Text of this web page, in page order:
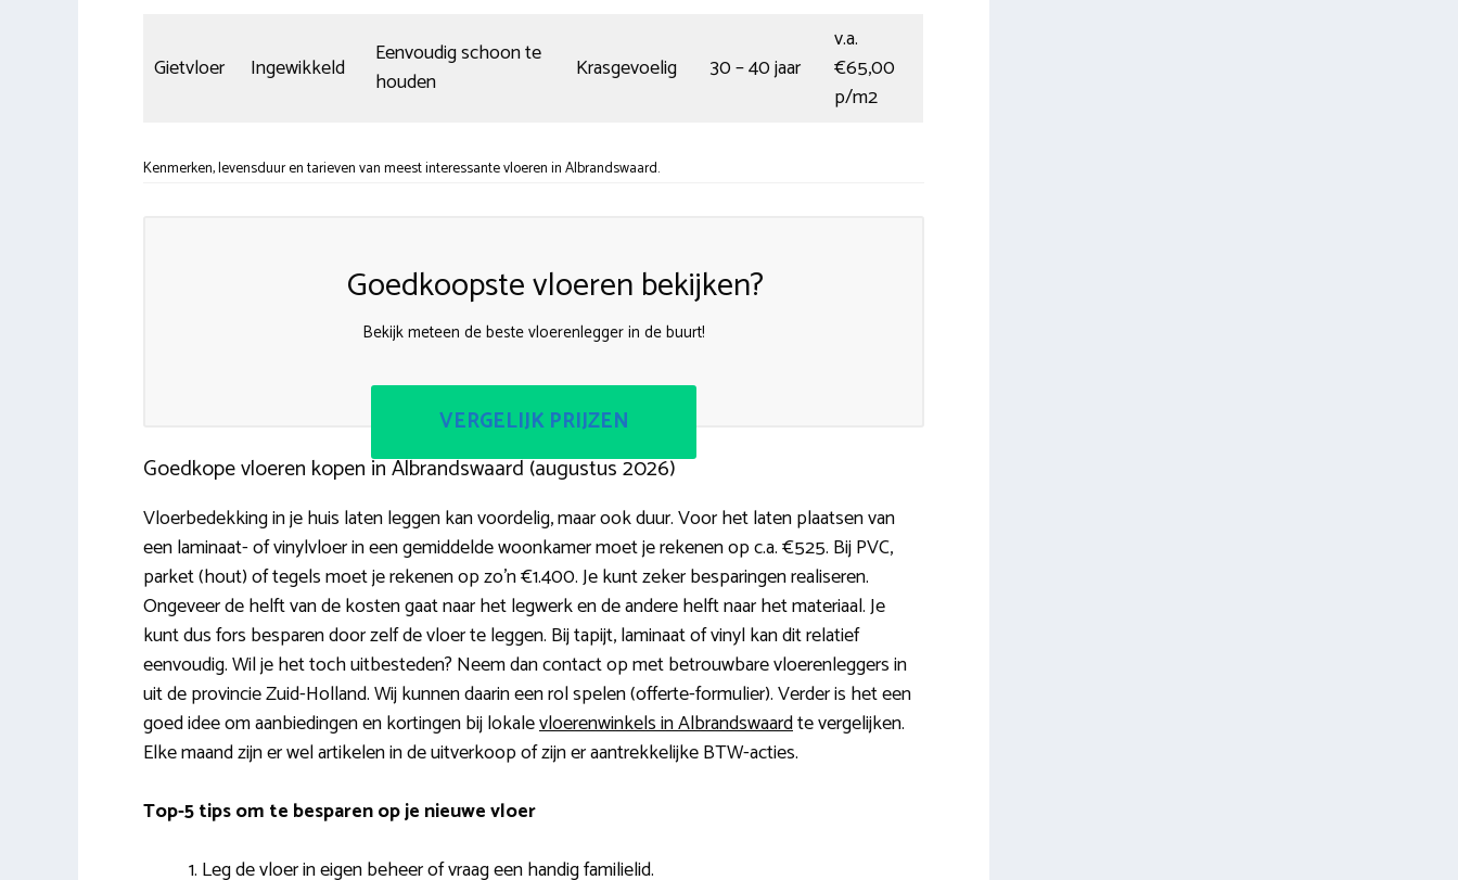
Gietvloer Ingewikkeld
Eenvoudig schoon te
houden
Krasgevoelig 30 – 40 jaar
v.a.
€65,00
p/m2
Kenmerken, levensduur en tarieven van meest interessante vloeren in Albrandswaard.
Goedkoopste vloeren bekijken?
Bekijk meteen de beste vloerenlegger in de buurt!
VERGELIJK PRIJZEN
Goedkope vloeren kopen in Albrandswaard (augustus 2026)
Vloerbedekking in je huis laten leggen kan voordelig, maar ook duur. Voor het laten plaatsen van
een laminaat- of vinylvloer in een gemiddelde woonkamer moet je rekenen op c.a. €525. Bij PVC,
parket (hout) of tegels moet je rekenen op zo’n €1.400. Je kunt zeker besparingen realiseren.
Ongeveer de helft van de kosten gaat naar het legwerk en de andere helft naar het materiaal. Je
kunt dus fors besparen door zelf de vloer te leggen. Bij tapijt, laminaat of vinyl kan dit relatief
eenvoudig. Wil je het toch uitbesteden? Neem dan contact op met betrouwbare vloerenleggers in
uit de provincie Zuid-Holland. Wij kunnen daarin een rol spelen (offerte-formulier). Verder is het een
goed idee om aanbiedingen en kortingen bij lokalevloerenwinkels in Albrandswaardte vergelijken.
Elke maand zijn er wel artikelen in de uitverkoop of zijn er aantrekkelijke BTW-acties.
Top-5 tips om te besparen op je nieuwe vloer
Leg de vloer in eigen beheer of vraag een handig familielid.